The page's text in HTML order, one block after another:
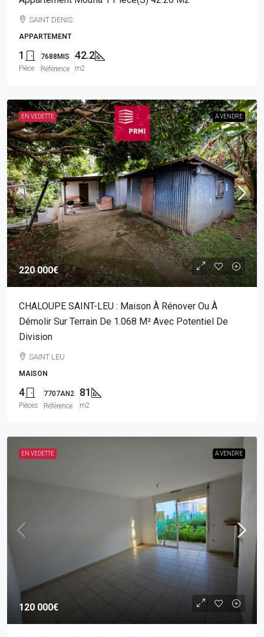
SAINT DENIS
APPARTEMENT
1
Pièce
7688MIS
Référence
42.2
m2
EN VEDETTE A VENDRE
220 000€
CHALOUPE SAINT-LEU : Maison À Rénover Ou À
Démolir Sur Terrain De 1.068 M² Avec Potentiel De
Division
SAINT LEU
MAISON
4
Pièces
7707AN2
Référence
81
m2
EN VEDETTE A VENDRE
120 000€